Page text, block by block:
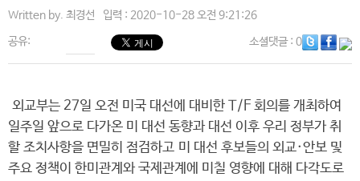
Written by. 최경선 입력 : 2020-10-28 오전 9:21:26
공유: 소셜댓글: 0
외교부는 27일 오전 미국 대선에 대비한 T/F 회의를 개최하여
일주일 앞으로 다가온 미 대선 동향과 대선 이후 우리 정부가 취
할 조치사항을 면밀히 점검하고 미 대선 후보들의 외교·안보 및
주요 정책이 한미관계와 국제관계에 미칠 영향에 대해 다각도로